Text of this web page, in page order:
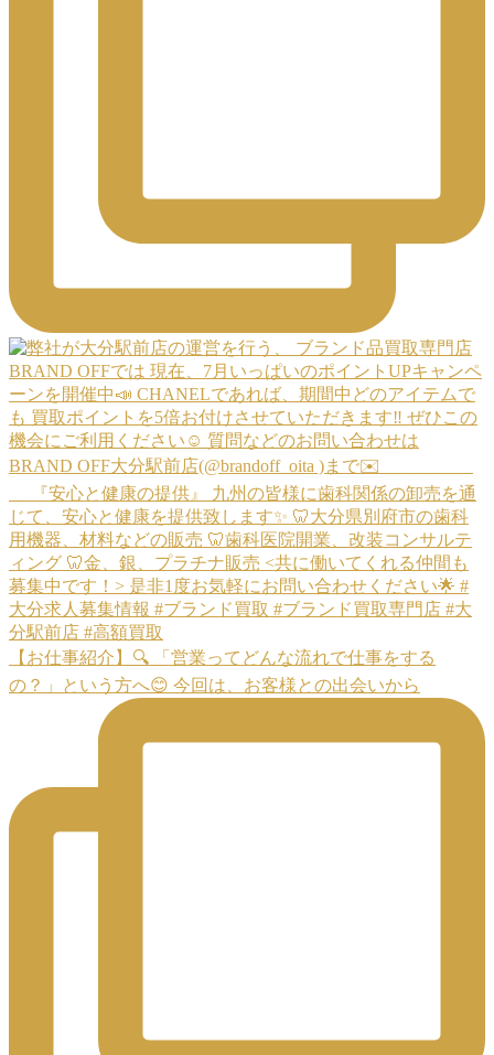
【お仕事紹介】🔍 「営業ってどんな流れで仕事をする
の？」という方へ😊 今回は、お客様との出会いから